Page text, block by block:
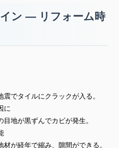
ン — リフォーム時
震でタイルにクラックが入る。
に
目地が黒ずんでカビが発生。
材が経年で縮み、隙間ができる。